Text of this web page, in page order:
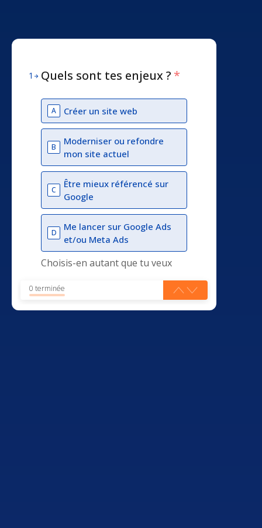
1 Quels sont tes enjeux ? *
A Créer un site web
B
Moderniser ou refondre
mon site actuel
C
Être mieux référencé sur
Google
D
Me lancer sur Google Ads
et/ou Meta Ads
Choisis-en autant que tu veux
0 terminée